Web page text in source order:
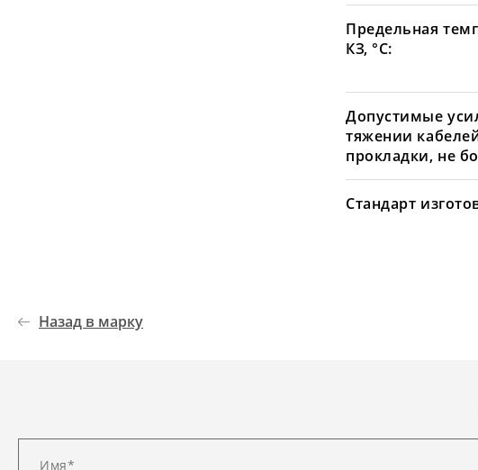
Предельная
КЗ, °С:
Допустимые
тяжении
прокладки, не
Стандарт
Назад в марку